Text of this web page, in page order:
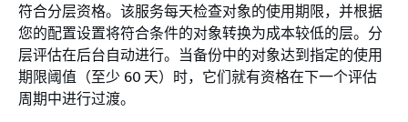
符合分层资格。该服务每天检查对象的使用期限，并根据
您的配置设置将符合条件的对象转换为成本较低的层。分
层评估在后台自动进行。当备份中的对象达到指定的使用
期限阈值（至少 60 天）时，它们就有资格在下一个评估
周期中进行过渡。